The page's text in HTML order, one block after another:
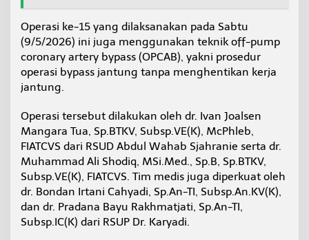
Operasi ke-15 yang dilaksanakan pada Sabtu
(9/5/2026) ini juga menggunakan teknik off-pump
coronary artery bypass (OPCAB), yakni prosedur
operasi bypass jantung tanpa menghentikan kerja
jantung.
Operasi tersebut dilakukan oleh dr. Ivan Joalsen
Mangara Tua, Sp.BTKV, Subsp.VE(K), McPhleb,
FIATCVS dari RSUD Abdul Wahab Sjahranie serta dr.
Muhammad Ali Shodiq, MSi.Med., Sp.B, Sp.BTKV,
Subsp.VE(K), FIATCVS. Tim medis juga diperkuat oleh
dr. Bondan Irtani Cahyadi, Sp.An-TI, Subsp.An.KV(K),
dan dr. Pradana Bayu Rakhmatjati, Sp.An-TI,
Subsp.IC(K) dari RSUP Dr. Karyadi.